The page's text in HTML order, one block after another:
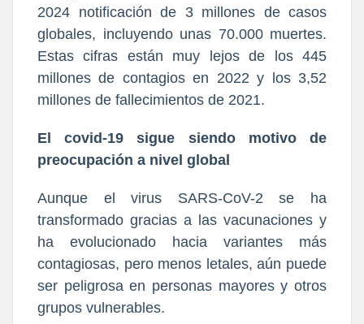
2024 notificación de 3 millones de casos
globales, incluyendo unas 70.000 muertes.
Estas cifras están muy lejos de los 445
millones de contagios en 2022 y los 3,52
millones de fallecimientos de 2021.
El covid-19 sigue siendo motivo de
preocupación a nivel global
Aunque el virus SARS-CoV-2 se ha
transformado gracias a las vacunaciones y
ha evolucionado hacia variantes más
contagiosas, pero menos letales, aún puede
ser peligrosa en personas mayores y otros
grupos vulnerables.